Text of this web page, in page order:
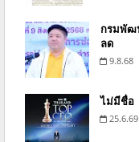
กรมพัฒ
ลด
9.8.68
ไม่มีชื่อ
25.6.69